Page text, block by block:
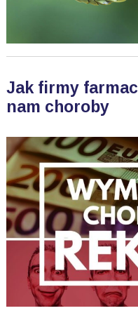
Jak firmy
nam choroby